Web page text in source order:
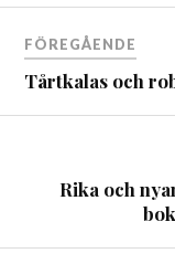
FÖREGÅENDE
Tårtkalas och
Rika och